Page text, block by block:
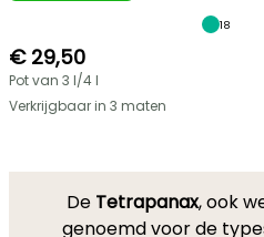
18
€ 29,50
Pot van 3 l/4 l
Verkrijgbaar in 3 maten
De Tetrapanax, ook
genoemd voor de